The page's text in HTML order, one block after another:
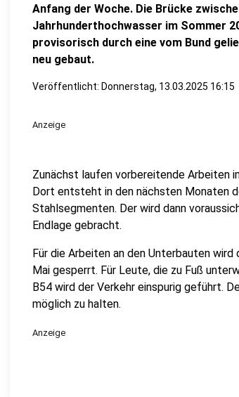
Anfang der Woche. Die Brücke
Jahrhunderthochwasser im Sommer
provisorisch durch eine vom Bund
neu gebaut.
Veröffentlicht: Donnerstag, 13.03.2025 16:15
Anzeige
Zunächst laufen vorbereitende Arbeiten
Dort entsteht in den nächsten Monaten
Stahlsegmenten. Der wird dann
Endlage gebracht.
Für die Arbeiten an den Unterbauten
Mai gesperrt. Für Leute, die zu Fuß
B54 wird der Verkehr einspurig geführt.
möglich zu halten.
Anzeige